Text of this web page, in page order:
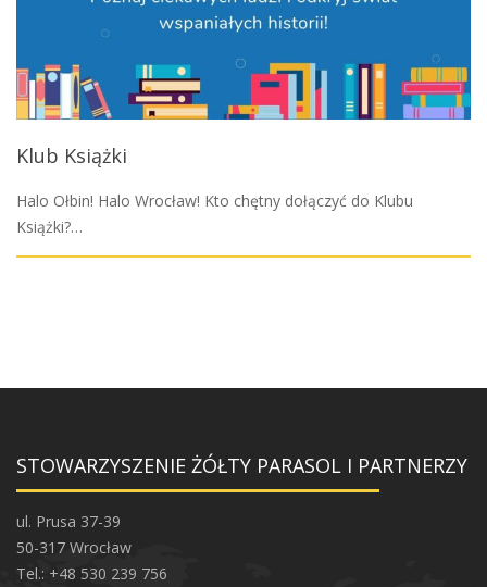
Klub Książki
Halo Ołbin! Halo Wrocław! Kto chętny dołączyć do Klubu
Książki?…
STOWARZYSZENIE ŻÓŁTY PARASOL I PARTNERZY
ul. Prusa 37-39
50-317 Wrocław
Tel.: +48 530 239 756